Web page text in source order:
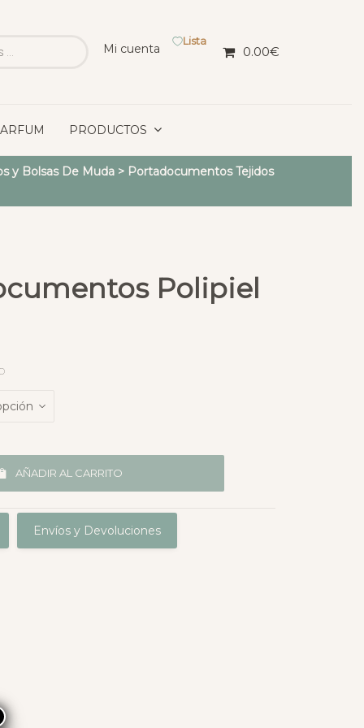
Mi cuenta
Lista
0.00€
PRODUCTOS
y Bolsas De Muda> Portadocumentos Tejidos
Polipiel
AÑADIR AL CARRITO
Envíos y Devoluciones